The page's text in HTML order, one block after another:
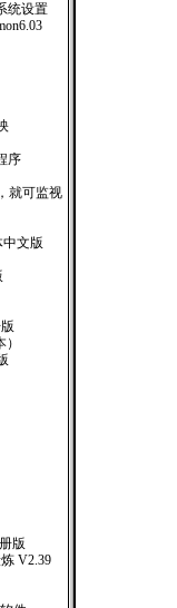
统设置
序
就可监视
中文版
版
V2.39